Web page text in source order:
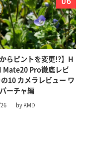
からピントを変更!?】H
Mate20 Pro徹底レビ
の10 カメラレビュー ワ
ーチャ編
by KMD